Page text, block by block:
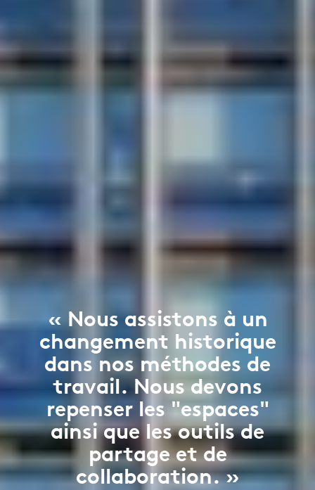
« Nous assistons à un
changement historique
dans nos méthodes de
travail. Nous devons
repenser les "espaces"
ainsi que les outils de
partage et de
collaboration. »